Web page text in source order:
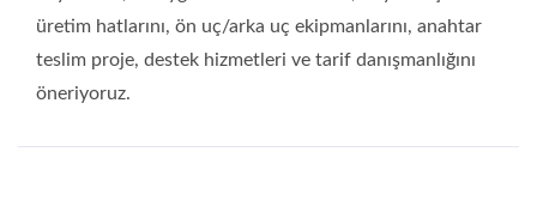
üretim hatlarını, ön uç/arka uç ekipmanlarını, anahtar
teslim proje, destek hizmetleri ve tarif danışmanlığını
öneriyoruz.